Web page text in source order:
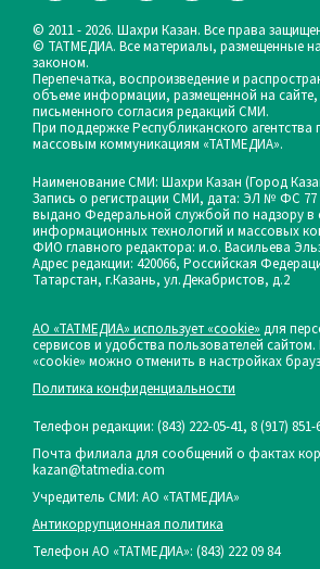
© 2011 - 2026. Шахри Казан. Все права
© ТАТМЕДИА. Все материалы, размещенные
законом.
Перепечатка, воспроизведение и
объеме информации, размещенной на
письменного согласия редакций СМИ.
При поддержке Республиканского агентства
массовым коммуникациям «ТАТМЕДИА».
Наименование СМИ: Шахри Казан (Город
Запись о регистрации СМИ, дата: ЭЛ № ФС 77 -
выдано Федеральной службой по надзору в
информационных технологий и массовых
ФИО главного редактора: и.о. Васильева
Адрес редакции: 420066, Российская
Татарстан, г.Казань, ул.Декабристов, д.2
АО «ТАТМЕДИА» использует «cookie» для
сервисов и удобства пользователей
«cookie» можно отменить в настройках
Политика конфиденциальности
Телефон редакции: (843) 222-05-41, 8 (917) 851-
Почта филиала для сообщений о фактах
kazan@tatmedia.com
Учредитель СМИ: АО «ТАТМЕДИА»
Антикоррупционная политика
Телефон АО «ТАТМЕДИА»: (843) 222 09 84